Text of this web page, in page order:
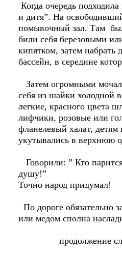
Когда очередь
и дитя”. На
помывочный зал. Там
били себя березовыми
кипятком, затем
бассейн, в середине
Затем огромными
себя из шайки холодной
легкие, красного цвета
лифчики, розовые или
фланелевый халат,
укутывались в верхнюю
Говорили: ” Кто
душу!”
Точно народ придумал!
По дороге обязательно
или медом сполна
продолжение